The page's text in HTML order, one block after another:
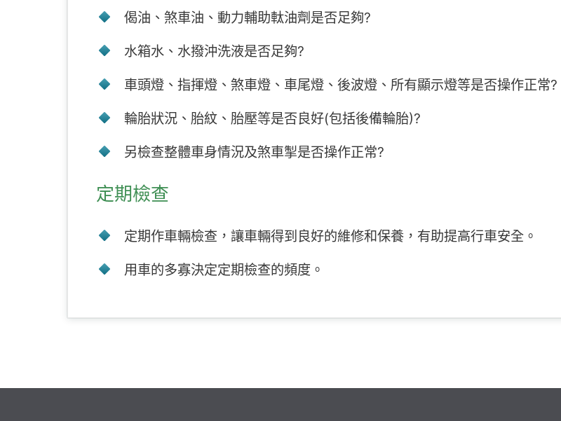
偈油、煞車油、動力輔助軚油劑是否足夠?
水箱水、水撥沖洗液是否足夠?
車頭燈、指揮燈、煞車燈、車尾燈、後波燈、所有顯示燈等是否操作正常?
輪胎狀況、胎紋、胎壓等是否良好(包括後備輪胎)?
另檢查整體車身情況及煞車掣是否操作正常?
定期檢查
定期作車輛檢查，讓車輛得到良好的維修和保養，有助提高行車安全。
用車的多寡決定定期檢查的頻度。